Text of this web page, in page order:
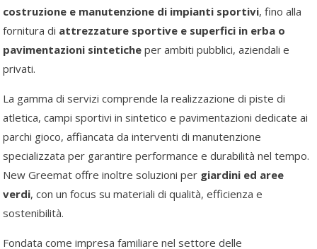
costruzione e manutenzione di impianti sportivi, fino alla
fornitura di attrezzature sportive e superfici in erba o
pavimentazioni sintetiche per ambiti pubblici, aziendali e
privati.
La gamma di servizi comprende la realizzazione di piste di
atletica, campi sportivi in sintetico e pavimentazioni dedicate ai
parchi gioco, affiancata da interventi di manutenzione
specializzata per garantire performance e durabilità nel tempo.
New Greemat offre inoltre soluzioni per giardini ed aree
verdi, con un focus su materiali di qualità, efficienza e
sostenibilità.
Fondata come impresa familiare nel settore delle